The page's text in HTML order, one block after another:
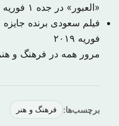
«العبور» در جده ۱ فوریه ۲۰۱۹
فیلم سعودی برنده
فوریه ۲۰۱۹
مرور همه در فرهنگ و
برچسب‌ها: فرهنگ و هنر